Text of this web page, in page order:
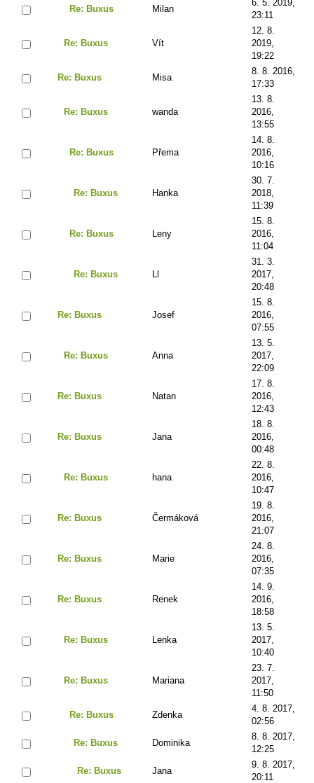
Re: Buxus Milan
6. 5. 2019,
23:11
Re: Buxus Vít
12. 8.
2019,
19:22
Re: Buxus Misa
8. 8. 2016,
17:33
Re: Buxus wanda
13. 8.
2016,
13:55
Re: Buxus Přema
14. 8.
2016,
10:16
Re: Buxus Hanka
30. 7.
2018,
11:39
Re: Buxus Leny
15. 8.
2016,
11:04
Re: Buxus
31. 3.
2017,
20:48
Re: Buxus Josef
15. 8.
2016,
07:55
Re: Buxus Anna
13. 5.
2017,
22:09
Re: Buxus Natan
17. 8.
2016,
12:43
Re: Buxus Jana
18. 8.
2016,
00:48
Re: Buxus hana
22. 8.
2016,
10:47
Re: Buxus Čermáková
19. 8.
2016,
21:07
Re: Buxus Marie
24. 8.
2016,
07:35
Re: Buxus Renek
14. 9.
2016,
18:58
Re: Buxus Lenka
13. 5.
2017,
10:40
Re: Buxus Mariana
23. 7.
2017,
11:50
Re: Buxus Zdenka
4. 8. 2017,
02:56
Re: Buxus Dominika
8. 8. 2017,
12:25
Re: Buxus Jana
9. 8. 2017,
20:11